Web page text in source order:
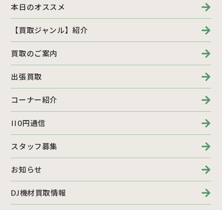
本日のオススメ
【買取ジャンル】紹介
買取のご案内
出張買取
コーナー紹介
110円通信
スタッフ募集
お知らせ
DJ機材買取情報